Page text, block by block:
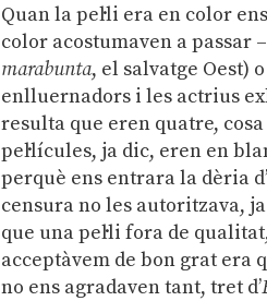
Quan la pel·li era en color
color acostumaven a passar
marabunta, el salvatge Oest)
enlluernadors i les actrius
resulta que eren quatre,
pel·lícules, ja dic, eren en
perquè ens entrara la dèria
censura no les autoritzava,
que una pel·li fora de
acceptàvem de bon grat era
no ens agradaven tant, tret d’